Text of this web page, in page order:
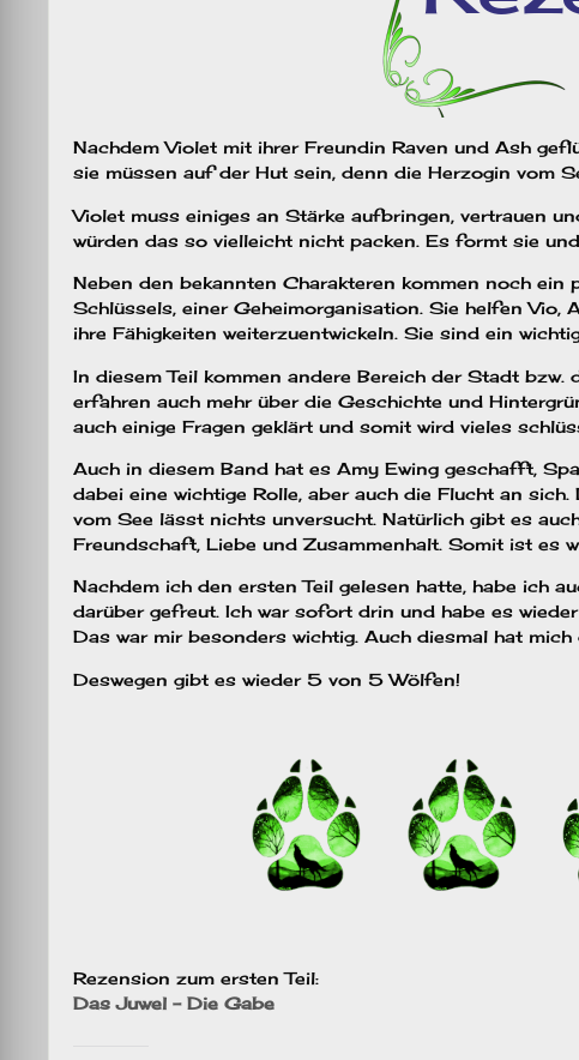
Nachdem Violet mit ihrer Freundin Raven und Ash
sie müssen auf der Hut sein, denn die Herzogin vom
Violet muss einiges an Stärke aufbringen, vertrauen
würden das so vielleicht nicht packen. Es formt sie
Neben den bekannten Charakteren kommen noch ein
Schlüssels, einer Geheimorganisation. Sie helfen Vio,
ihre Fähigkeiten weiterzuentwickeln. Sie sind ein
In diesem Teil kommen andere Bereich der Stadt
erfahren auch mehr über die Geschichte und
auch einige Fragen geklärt und somit wird vieles
Auch in diesem Band hat es Amy Ewing geschafft,
dabei eine wichtige Rolle, aber auch die Flucht an
vom See lässt nichts unversucht. Natürlich gibt es
Freundschaft, Liebe und Zusammenhalt. Somit ist es
Nachdem ich den ersten Teil gelesen hatte, habe ich
darüber gefreut. Ich war sofort drin und habe es
Das war mir besonders wichtig. Auch diesmal hat
Deswegen gibt es wieder 5 von 5 Wölfen!
Rezension zum ersten Teil:
Das Juwel – Die Gabe